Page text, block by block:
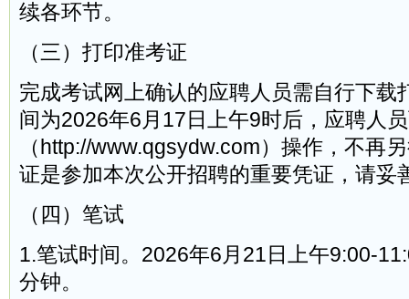
续各环节。
（三）打印准考证
完成考试网上确认的应聘人员需自行下载
间为2026年6月17日上午9时后，应聘人
（http://www.qgsydw.com）操作，不再
证是参加本次公开招聘的重要凭证，请妥
（四）笔试
1.笔试时间。2026年6月21日上午9:00-
分钟。